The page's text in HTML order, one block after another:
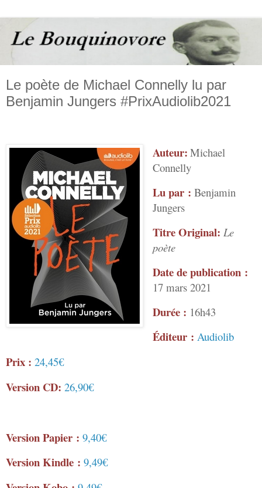
Le poète de Michael Connelly lu par
Benjamin Jungers #PrixAudiolib2021
Auteur: Michael
Connelly
Lu par : Benjamin
Jungers
Titre Original: Le
poète
Date de publication :
17 mars 2021
Durée : 16h43
Éditeur : Audiolib
Prix : 24,45€
Version CD: 26,90€
Version Papier : 9,40€
Version Kindle : 9,49€